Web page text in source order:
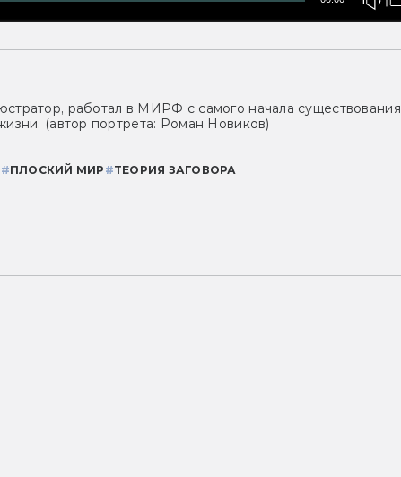
работал в МИРФ с самого начала существования
(автор портрета: Роман Новиков)
#ПЛОСКИЙ МИР #ТЕОРИЯ ЗАГОВОРА